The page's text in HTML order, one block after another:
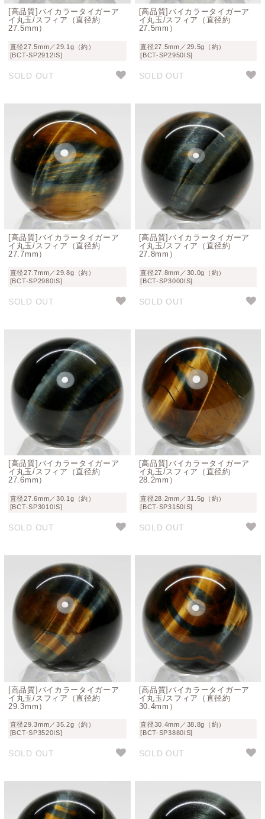
[高品質]バイカラータイガーア
イ丸玉/スフィア（直径約
27.5mm）
直径27.5mm／29.1g（約）
[BCT-SP2912IS]
SOLD OUT
[高品質]バイカラータイガーア
イ丸玉/スフィア（直径約
27.5mm）
直径27.5mm／29.5g（約）
[BCT-SP2950IS]
SOLD OUT
[高品質]バイカラータイガーア
イ丸玉/スフィア（直径約
27.7mm）
直径27.7mm／29.8g（約）
[BCT-SP2980IS]
SOLD OUT
[高品質]バイカラータイガーア
イ丸玉/スフィア（直径約
27.8mm）
直径27.8mm／30.0g（約）
[BCT-SP3000IS]
SOLD OUT
[高品質]バイカラータイガーア
イ丸玉/スフィア（直径約
27.6mm）
直径27.6mm／30.1g（約）
[BCT-SP3010IS]
SOLD OUT
[高品質]バイカラータイガーア
イ丸玉/スフィア（直径約
28.2mm）
直径28.2mm／31.5g（約）
[BCT-SP3150IS]
SOLD OUT
[高品質]バイカラータイガーア
イ丸玉/スフィア（直径約
29.3mm）
直径29.3mm／35.2g（約）
[BCT-SP3520IS]
SOLD OUT
[高品質]バイカラータイガーア
イ丸玉/スフィア（直径約
30.4mm）
直径30.4mm／38.8g（約）
[BCT-SP3880IS]
SOLD OUT